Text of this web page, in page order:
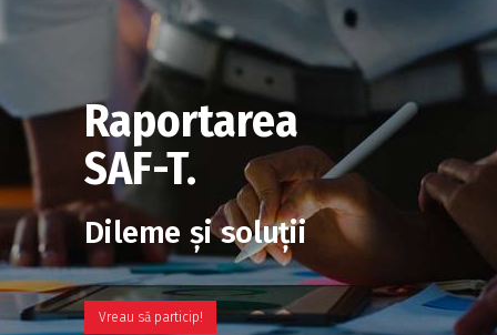
Raportarea
SAF-T.
Dileme și soluții
Vreau să particip!